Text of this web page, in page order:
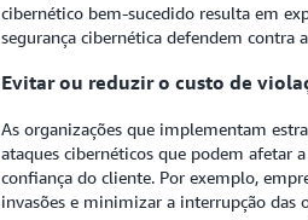
cibernético bem-sucedido resulta em
segurança cibernética defendem contra
Evitar ou reduzir o custo de
As organizações que implementam
ataques cibernéticos que podem afetar
confiança do cliente. Por exemplo,
invasões e minimizar a interrupção das